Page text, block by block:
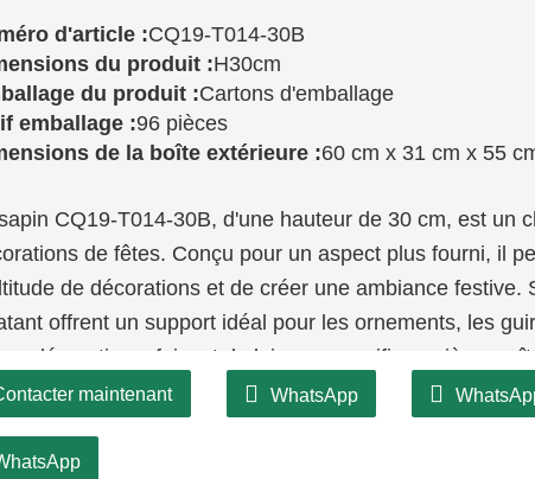
d'article :CQ19-T014-30B
du produit :H30cm
du produit :Cartons d'emballage
emballage :96 pièces
de la boîte extérieure :60 cm x 31 cm x 55
CQ19-T014-30B, d'une hauteur de 30 cm, est un
de fêtes. Conçu pour un aspect plus fourni, il
de décorations et de créer une ambiance festive.
offrent un support idéal pour les ornements, les
décorations, faisant de lui une magnifique pièce
pièce.
et vous accompagner pendant de nombreuses
maintenant WhatsApp